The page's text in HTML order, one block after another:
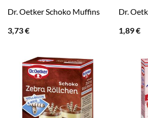
Dr. Oetker Schoko Muffins
3,73€
Dr.
1,89€